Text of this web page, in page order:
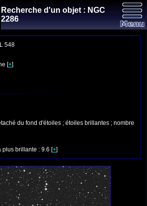
Recherche d'un objet : NGC
2286
548
[+]
du fond d'étoiles ; étoiles brillantes ; nombre
plus brillante : 9.6 [+]